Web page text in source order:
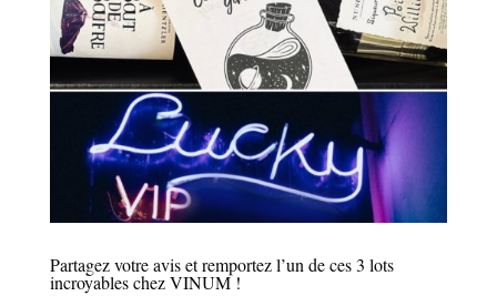
Partagez votre avis et remportez l’un de ces 3 lots
incroyables chez VINUM !